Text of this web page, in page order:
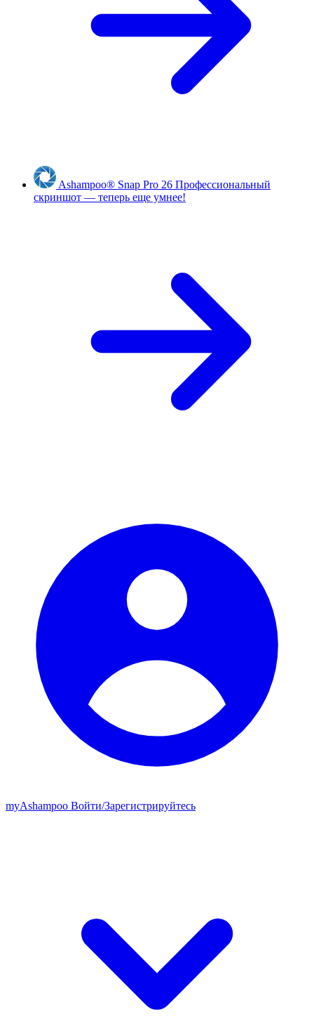
Ashampoo® Snap Pro 26 Профессиональный
скриншот — теперь еще умнее!
myAshampoo Войти/Зарегистрируйтесь